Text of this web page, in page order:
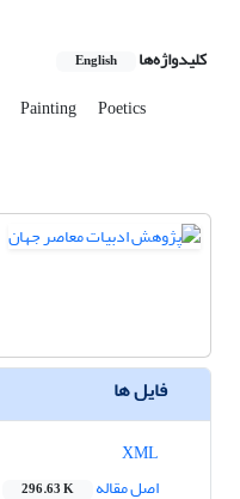
کلیدواژه‌ها English
Painting Poetics
فایل ها
اصل مقاله
296.63 K